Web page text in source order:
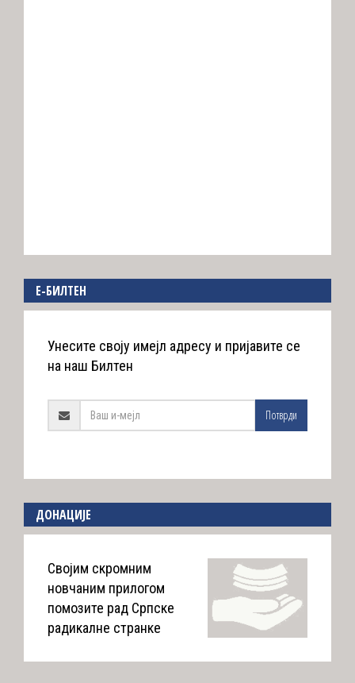
E-БИЛТЕН
Унесите своју имејл адресу и пријавите се
на наш Билтен
Потврди
ДОНАЦИЈЕ
Својим скромним
новчаним прилогом
помозите рад Српске
радикалне странке